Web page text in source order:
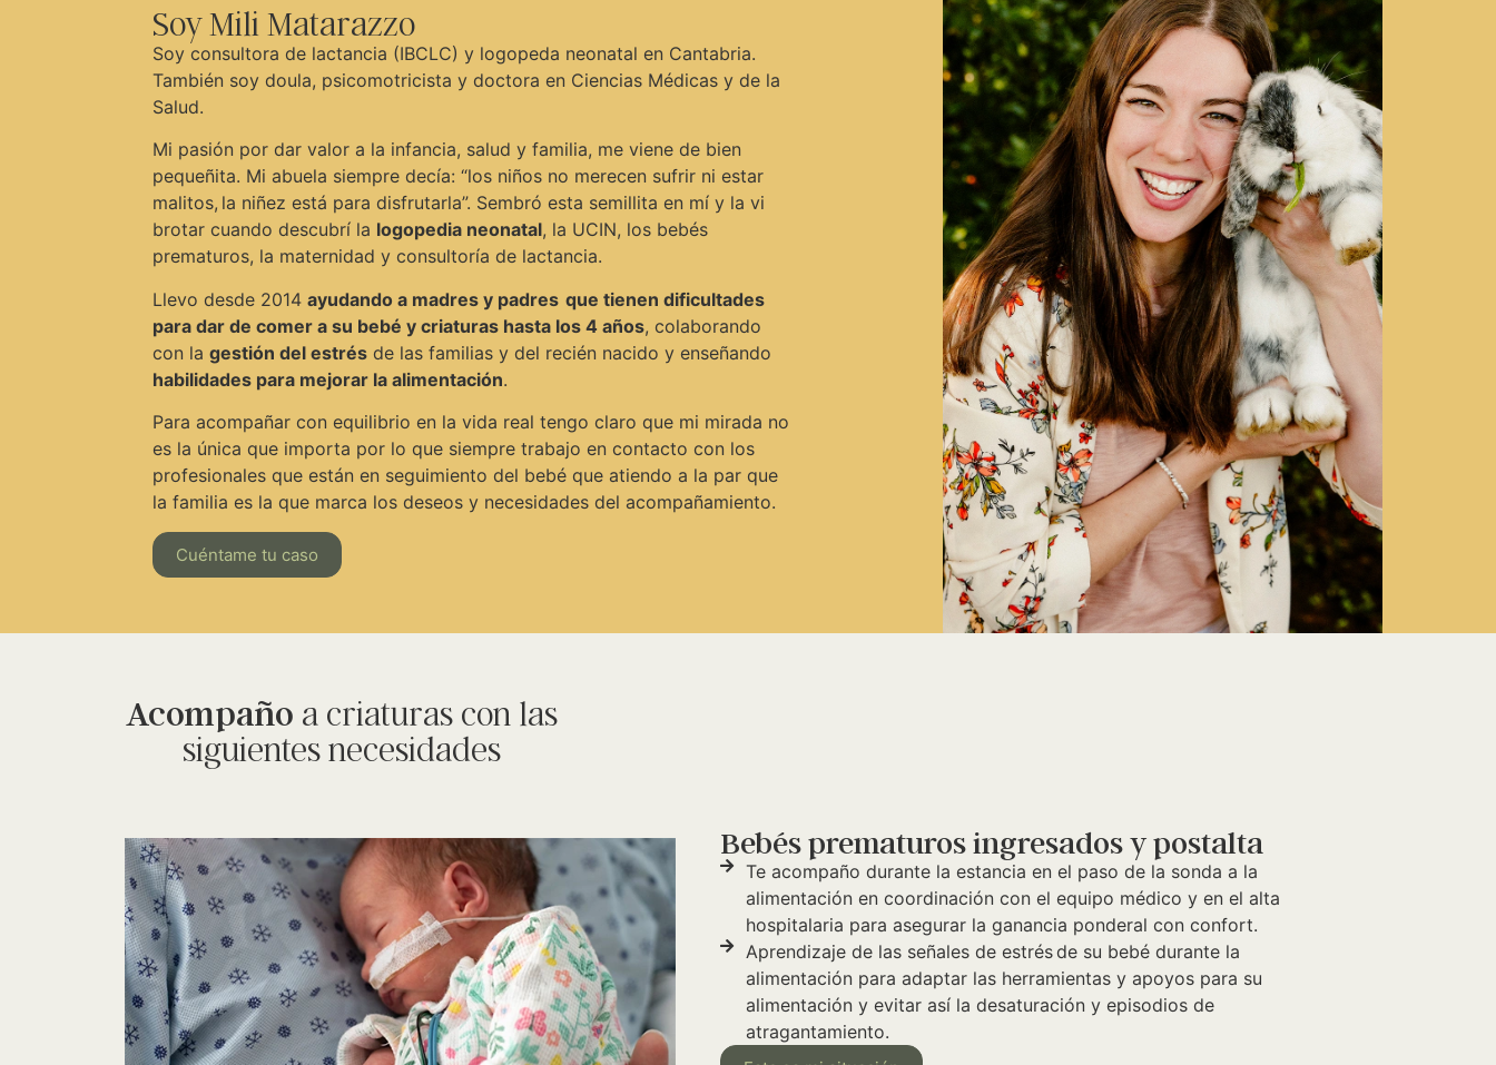
Soy Mili Matarazzo
Soy consultora de lactancia (IBCLC) y logopeda neonatal en Cantabria.
También soy doula, psicomotricista y doctora en Ciencias Médicas y de la
Salud.
Mi pasión por dar valor a la infancia, salud y familia, me viene de bien
pequeñita. Mi abuela siempre decía: “los niños no merecen sufrir ni estar
malitos, la niñez está para disfrutarla”. Sembró esta semillita en mí y la vi
brotar cuando descubrí la logopedia neonatal, la UCIN, los bebés
prematuros, la maternidad y consultoría de lactancia.
Llevo desde 2014 ayudando a madres y padres que tienen dificultades
para dar de comer a su bebé y criaturas hasta los 4 años, colaborando
con la gestión del estrés de las familias y del recién nacido y enseñando
habilidades para mejorar la alimentación.
Para acompañar con equilibrio en la vida real tengo claro que mi mirada no
es la única que importa por lo que siempre trabajo en contacto con los
profesionales que están en seguimiento del bebé que atiendo a la par que
la familia es la que marca los deseos y necesidades del acompañamiento.
Cuéntame tu caso
Acompaño a criaturas con las
siguientes necesidades
Bebés prematuros ingresados y postalta
Te acompaño durante la estancia en el paso de la sonda a la
alimentación en coordinación con el equipo médico y en el alta
hospitalaria para asegurar la ganancia ponderal con confort.
Aprendizaje de las señales de estrés de su bebé durante la
alimentación para adaptar las herramientas y apoyos para su
alimentación y evitar así la desaturación y episodios de
atragantamiento.